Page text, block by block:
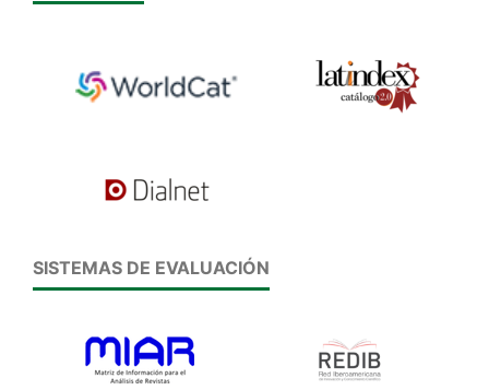
SISTEMAS DE EVALUACIÓN